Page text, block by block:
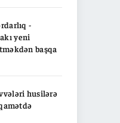
-
yeni
başqa
husilərə